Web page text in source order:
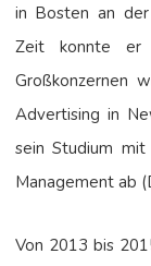
in Bosten an
Zeit konnte er
Großkonzernen
Advertising in
sein Studium
Management ab
Von 2013 bis